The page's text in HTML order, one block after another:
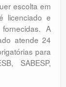
escolta em
licenciado e
A
atende 24
para
SABESP,